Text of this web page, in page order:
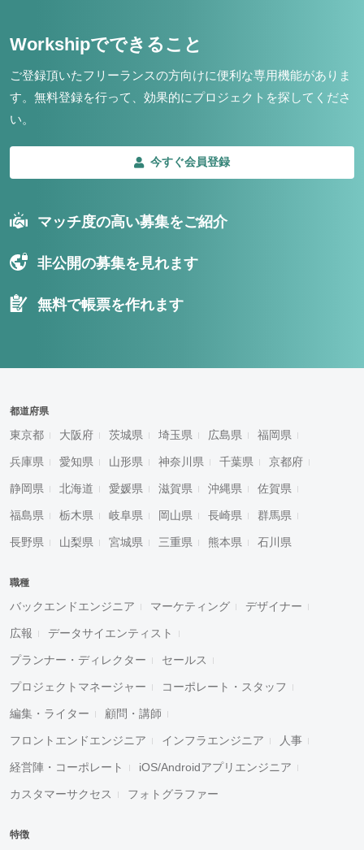
Workshipでできること
ご登録頂いたフリーランスの方向けに便利な専用機能がありま
す。 無料登録を行って、効果的にプロジェクトを探してくださ
い。
今すぐ会員登録
マッチ度の高い募集をご紹介
非公開の募集を見れます
無料で帳票を作れます
都道府県
東京都 大阪府 茨城県 埼玉県 広島県 福岡県
兵庫県 愛知県 山形県 神奈川県 千葉県 京都府
静岡県 北海道 愛媛県 滋賀県 沖縄県 佐賀県
福島県 栃木県 岐阜県 岡山県 長崎県 群馬県
長野県 山梨県 宮城県 三重県 熊本県 石川県
職種
バックエンドエンジニア マーケティング デザイナー
広報 データサイエンティスト
プランナー・ディレクター セールス
プロジェクトマネージャー コーポレート・スタッフ
編集・ライター 顧問・講師
フロントエンドエンジニア インフラエンジニア 人事
経営陣・コーポレート iOS/Androidアプリエンジニア
カスタマーサクセス フォトグラファー
特徴